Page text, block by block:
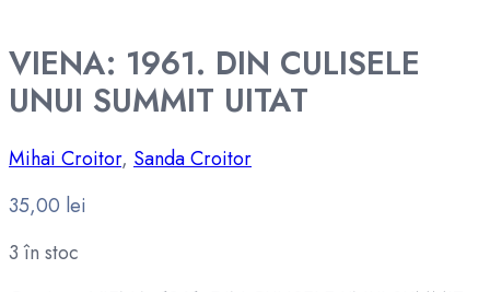
VIENA: 1961. DIN CULISELE
UNUI SUMMIT UITAT
Mihai Croitor, Sanda Croitor
35,00 lei
3 în stoc